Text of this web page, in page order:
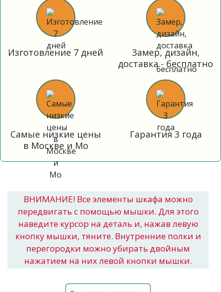
Изготовление 7 дней
Замер, дизайн,
доставка - бесплатно
Самые низкие цены
в Москве и Мо
Гарантия 3 года
ВНИМАНИЕ! Все элементы шкафа можно
передвигать с помощью мышки. Для этого
наведите курсор на деталь и, нажав левую
кнопку мышки, тяните. Внутренние полки и
перегородки можно убирать двойным
нажатием на них левой кнопки мышки.